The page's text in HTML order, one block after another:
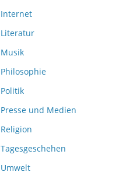
Internet
Literatur
Musik
Philosophie
Politik
Presse und Medien
Religion
Tagesgeschehen
Umwelt